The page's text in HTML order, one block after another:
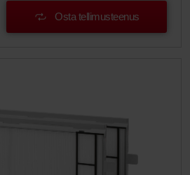
Osta tellimusteenus